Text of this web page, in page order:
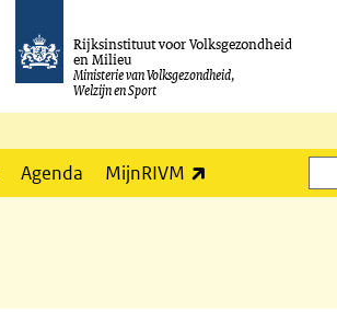
Rijksinstituut voor Volksgezondheid
en Milieu
Ministerie van Volksgezondheid,
Welzijn en Sport
Agenda MijnRIVM
Zoeken